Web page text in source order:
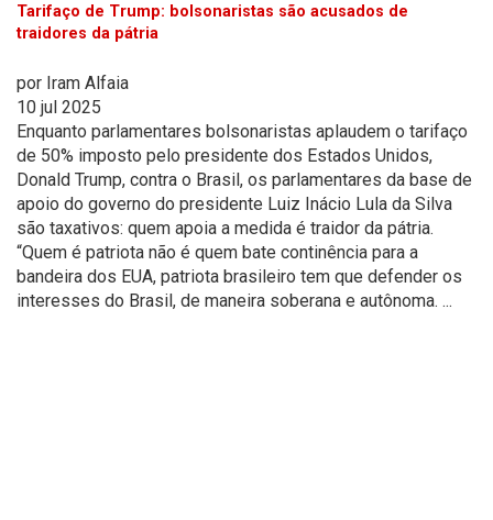
Tarifaço de Trump: bolsonaristas são acusados de
traidores da pátria
por Iram Alfaia
10 jul 2025
Enquanto parlamentares bolsonaristas aplaudem o tarifaço
de 50% imposto pelo presidente dos Estados Unidos,
Donald Trump, contra o Brasil, os parlamentares da base de
apoio do governo do presidente Luiz Inácio Lula da Silva
são taxativos: quem apoia a medida é traidor da pátria.
“Quem é patriota não é quem bate continência para a
bandeira dos EUA, patriota brasileiro tem que defender os
interesses do Brasil, de maneira soberana e autônoma. ...